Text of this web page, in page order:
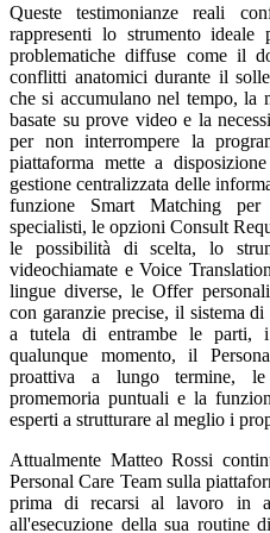
Queste testimonianze reali
rappresenti lo strumento
problematiche diffuse come il
conflitti anatomici durante il
che si accumulano nel tempo, la
basate su prove video e la
per non interrompere la
piattaforma mette a
gestione centralizzata delle
funzione Smart Matching per
specialisti, le opzioni Consult
le possibilità di scelta, lo
videochiamate e Voice
lingue diverse, le Offer
con garanzie precise, il sistema
a tutela di entrambe le parti,
qualunque momento, il
proattiva a lungo termine,
promemoria puntuali e la
esperti a strutturare al meglio i
Attualmente Matteo Rossi
Personal Care Team sulla
prima di recarsi al lavoro in
all'esecuzione della sua routine